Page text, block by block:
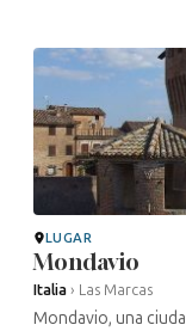
LUGAR
Mondavio
Italia › Las Marcas
Mondavio, una